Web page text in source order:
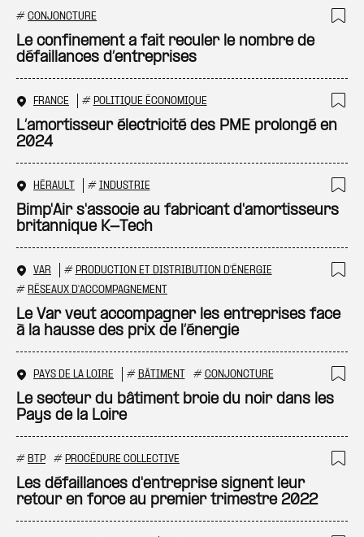
# CONJONCTURE
Le confinement a fait reculer le nombre de
défaillances d’entreprises
FRANCE # POLITIQUE ÉCONOMIQUE
L’amortisseur électricité des PME prolongé en
2024
HÉRAULT # INDUSTRIE
Bimp'Air s'associe au fabricant d'amortisseurs
britannique K-Tech
VAR # PRODUCTION ET DISTRIBUTION D'ÉNERGIE
# RÉSEAUX D'ACCOMPAGNEMENT
Le Var veut accompagner les entreprises face
à la hausse des prix de l’énergie
PAYS DE LA LOIRE # BÂTIMENT # CONJONCTURE
Le secteur du bâtiment broie du noir dans les
Pays de la Loire
# BTP # PROCÉDURE COLLECTIVE
Les défaillances d'entreprise signent leur
retour en force au premier trimestre 2022